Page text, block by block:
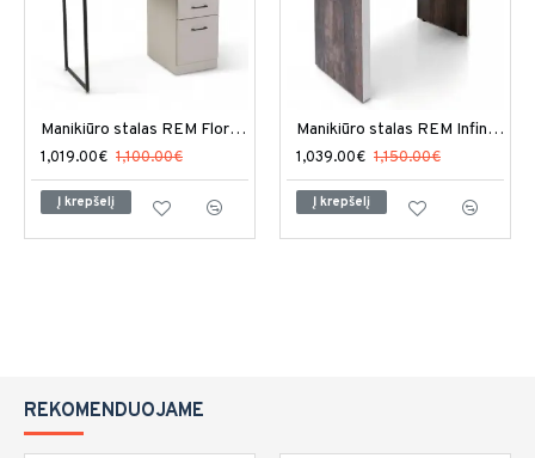
Manikiūro stalas REM Florence
1,019.00€ 1,100.00€
Į krepšelį
Manikiūro stalas REM Infinity
1,039.00€ 1,150.00€
Į krepšelį
REKOMENDUOJAME